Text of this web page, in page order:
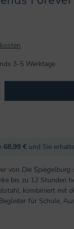
3-5 Werktage
den
68,99 € und Sie
von Die Spiegelburg
bis zu 12 Stunden
kombiniert mit
für Schule,